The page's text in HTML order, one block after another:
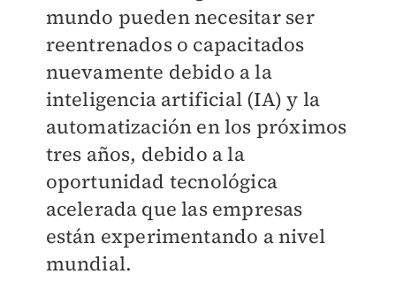
mundo pueden necesitar ser
reentrenados o capacitados
nuevamente debido a la
inteligencia artificial (IA) y la
automatización en los próximos
tres años, debido a la
oportunidad tecnológica
acelerada que las empresas
están experimentando a nivel
mundial.